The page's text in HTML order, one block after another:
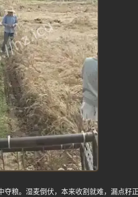
粮。湿麦倒伏，本来收割就难，漏点籽